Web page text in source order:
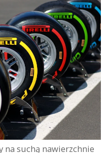
na suchą nawierzchnie